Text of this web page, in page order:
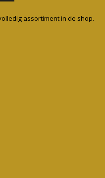
assortiment in de shop.